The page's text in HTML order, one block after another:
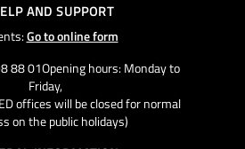
AND SUPPORT
Go to online form
88 01Opening hours: Monday to
Friday,
offices will be closed for normal
on the public holidays)